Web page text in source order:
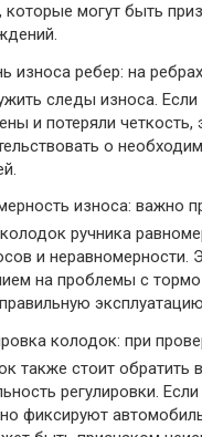
которые могут быть
износа ребер: на
следы износа. Если
и потеряли четкость,
о
износа: важно
ручника
и неравномерности.
на проблемы с
колодок: при
также стоит обратить
регулировки.
фиксируют